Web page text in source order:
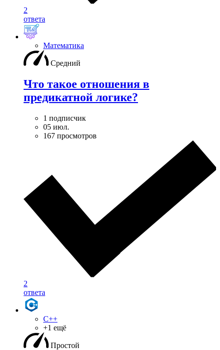
2
ответа
Математика
Средний
Что такое отношения в
предикатной логике?
1 подписчик
05 июл.
167 просмотров
2
ответа
C++
+1 ещё
Простой